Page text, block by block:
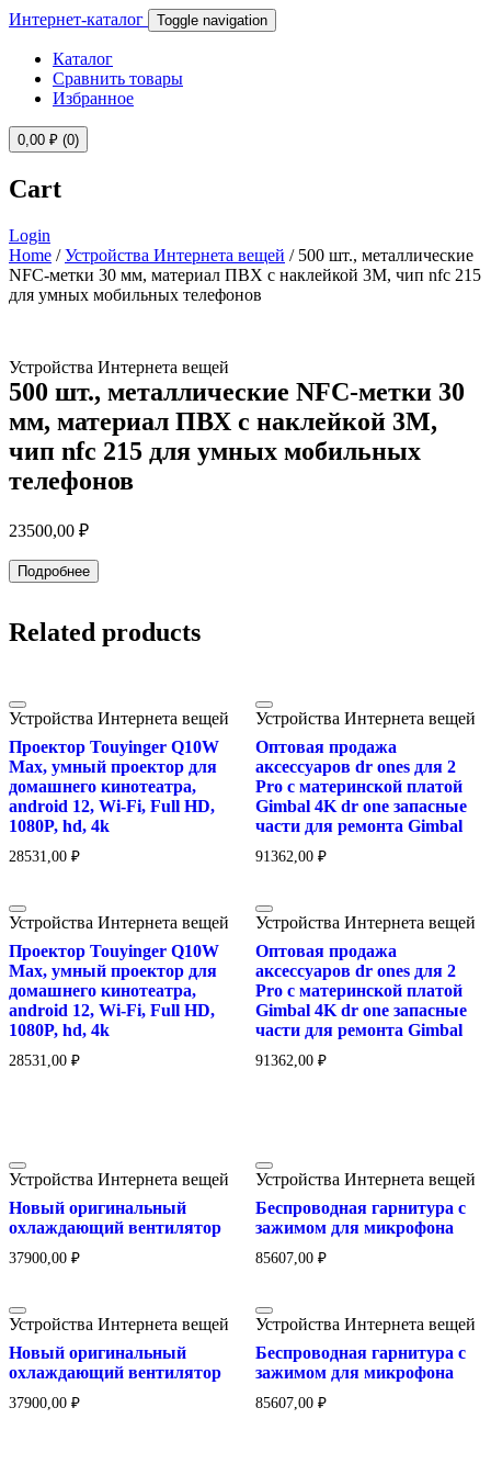
Интернет-каталог Toggle navigation
Каталог
Сравнить товары
Избранное
0,00 ₽ (0)
Cart
Login
Home /Устройства Интернета вещей / 500 шт., металлические
NFC-метки 30 мм, материал ПВХ с наклейкой 3M, чип nfc 215
для умных мобильных телефонов
Устройства Интернета вещей
500 шт., металлические NFC-метки 30
мм, материал ПВХ с наклейкой 3M,
чип nfc 215 для умных мобильных
телефонов
23500,00 ₽
Подробнее
Related products
Устройства Интернета вещей
Проектор Touyinger Q10W
Max, умный проектор для
домашнего кинотеатра,
android 12, Wi-Fi, Full HD,
1080P, hd, 4k
28531,00 ₽
Устройства Интернета вещей
Проектор Touyinger Q10W
Max, умный проектор для
домашнего кинотеатра,
android 12, Wi-Fi, Full HD,
1080P, hd, 4k
28531,00 ₽
Устройства Интернета вещей
Оптовая продажа
аксессуаров dr ones для 2
Pro с материнской платой
Gimbal 4K dr one запасные
части для ремонта Gimbal
91362,00 ₽
Устройства Интернета вещей
Оптовая продажа
аксессуаров dr ones для 2
Pro с материнской платой
Gimbal 4K dr one запасные
части для ремонта Gimbal
91362,00 ₽
Устройства Интернета вещей
Новый оригинальный
охлаждающий вентилятор
37900,00 ₽
Устройства Интернета вещей
Новый оригинальный
охлаждающий вентилятор
37900,00 ₽
Устройства Интернета вещей
Беспроводная гарнитура с
зажимом для микрофона
85607,00 ₽
Устройства Интернета вещей
Беспроводная гарнитура с
зажимом для микрофона
85607,00 ₽